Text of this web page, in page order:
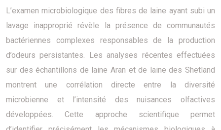
L’examen microbiologique des fibres de laine ayant subi un
lavage inapproprié révèle la présence de communautés
bactériennes complexes responsables de la production
d’odeurs persistantes. Les analyses récentes effectuées
sur des échantillons de laine Aran et de laine des Shetland
montrent une corrélation directe entre la diversité
microbienne et l’intensité des nuisances olfactives
développées. Cette approche scientifique permet